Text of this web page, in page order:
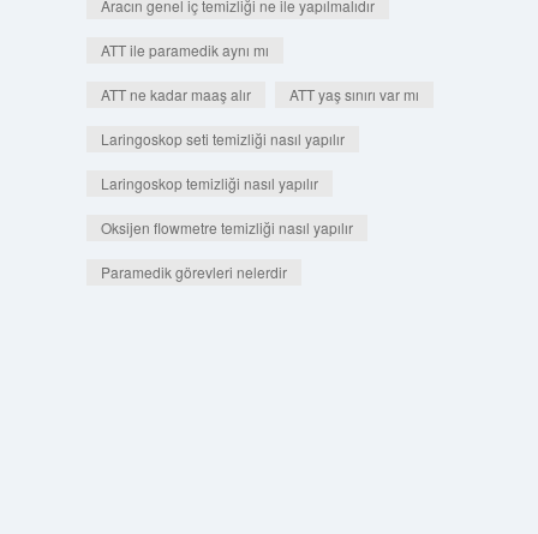
Aracın genel iç temizliği ne ile yapılmalıdır
ATT ile paramedik aynı mı
ATT ne kadar maaş alır ATT yaş sınırı var mı
Laringoskop seti temizliği nasıl yapılır
Laringoskop temizliği nasıl yapılır
Oksijen flowmetre temizliği nasıl yapılır
Paramedik görevleri nelerdir